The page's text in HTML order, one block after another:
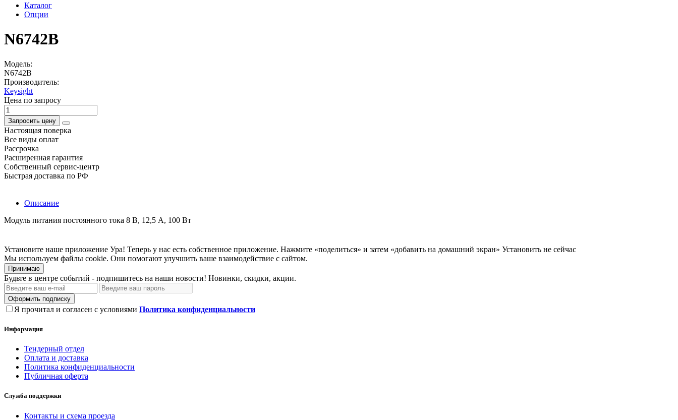
Каталог
Опции
N6742B
Модель:
N6742B
Производитель:
Keysight
Цена по запросу
Запросить цену
Настоящая поверка
Все виды оплат
Рассрочка
Расширенная гарантия
Собственный сервис-центр
Быстрая доставка по РФ
Описание
Модуль питания постоянного тока 8 В, 12,5 А, 100 Вт
Установите наше приложение Ура! Теперь у нас есть собственное приложение. Нажмите «поделиться» и затем «добавить на домашний экран» Установить не сейчас
Мы используем файлы cookie. Они помогают улучшить ваше взаимодействие с сайтом.
Принимаю
Будьте в центре событий - подпишитесь на наши новости! Новинки, скидки, акции.
Оформить подписку
Я прочитал и согласен с условиями Политика конфиденциальности
Информация
Тендерный отдел
Оплата и доставка
Политика конфиденциальности
Публичная оферта
Служба поддержки
Контакты и схема проезда